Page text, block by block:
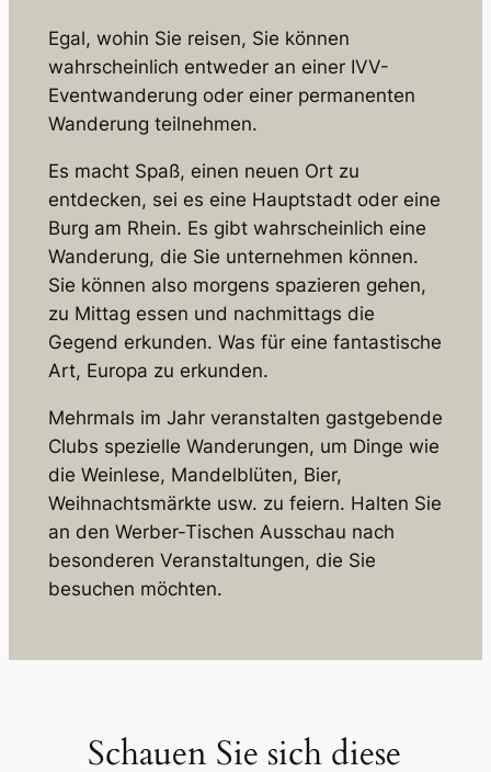
Egal, wohin Sie reisen, Sie können
wahrscheinlich entweder an einer IVV-
Eventwanderung oder einer permanenten
Wanderung teilnehmen.
Es macht Spaß, einen neuen Ort zu
entdecken, sei es eine Hauptstadt oder eine
Burg am Rhein. Es gibt wahrscheinlich eine
Wanderung, die Sie unternehmen können.
Sie können also morgens spazieren gehen,
zu Mittag essen und nachmittags die
Gegend erkunden. Was für eine fantastische
Art, Europa zu erkunden.
Mehrmals im Jahr veranstalten gastgebende
Clubs spezielle Wanderungen, um Dinge wie
die Weinlese, Mandelblüten, Bier,
Weihnachtsmärkte usw. zu feiern. Halten Sie
an den Werber-Tischen Ausschau nach
besonderen Veranstaltungen, die Sie
besuchen möchten.
Schauen Sie sich diese